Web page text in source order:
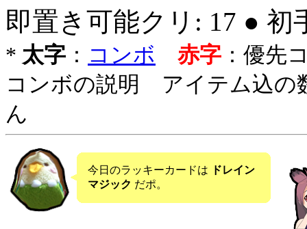
即置き可能クリ: 17 ● 初
* 太字 ： コンボ 赤字 ：優先
コンボの説明 アイテム込の
ん
今日のラッキーカードは
ドレイン
マジック だポ。